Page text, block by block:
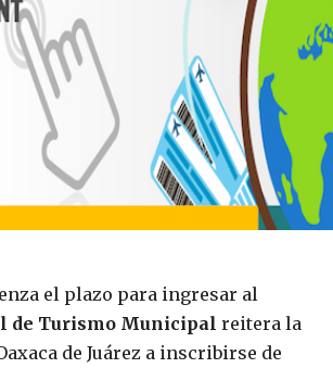
el plazo para ingresar al
de Turismo Municipal reitera la
de Juárez a inscribirse de